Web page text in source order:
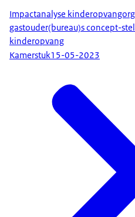
Impactanalyse
gastouder(bureau)s concept-
kinderopvang
Kamerstuk15-05-2023